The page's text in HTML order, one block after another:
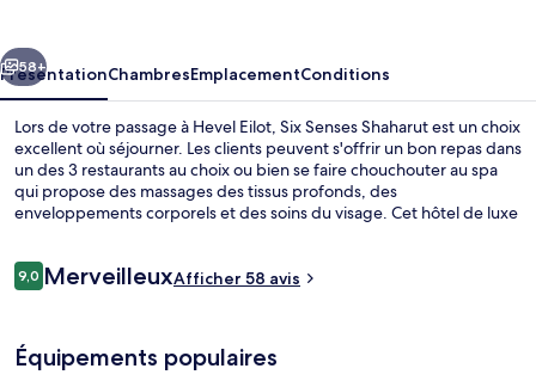
Suivant
58+
PrésentationChambresEmplacementConditions
Lors de votre passage à Hevel Eilot, Six Senses Shaharut est un choix
excellent où séjourner. Les clients peuvent s'offrir un bon repas dans
un des 3 restaurants au choix ou bien se faire chouchouter au spa
qui propose des massages des tissus profonds, des
enveloppements corporels et des soins du visage. Cet hôtel de luxe
Avis
voyageurs
9,09,0 sur 10
MerveilleuxAfficher 58 avis
Équipements populaires